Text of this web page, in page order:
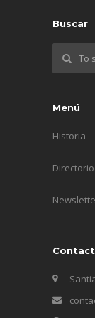
Buscar
Menú
Historia